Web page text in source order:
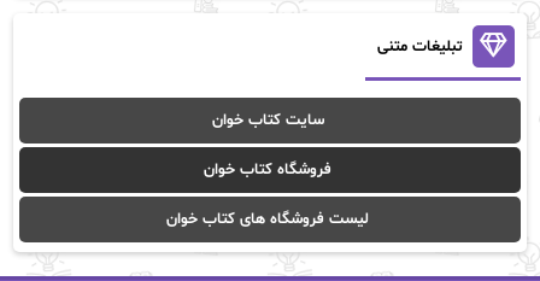
آنالیا
آوا موسوی آیدا (Aixi)
آیدا باقری آیسان صادقی
ا_اصغر زاده ا_اصغرزاده
اریک مورگنشترن از نیلوفر لاری
تبلیغات متنی
سایت کتاب خوان
فروشگاه کتاب خوان
لیست فروشگاه های کتاب خوان